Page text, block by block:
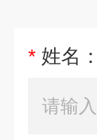
* 姓名：